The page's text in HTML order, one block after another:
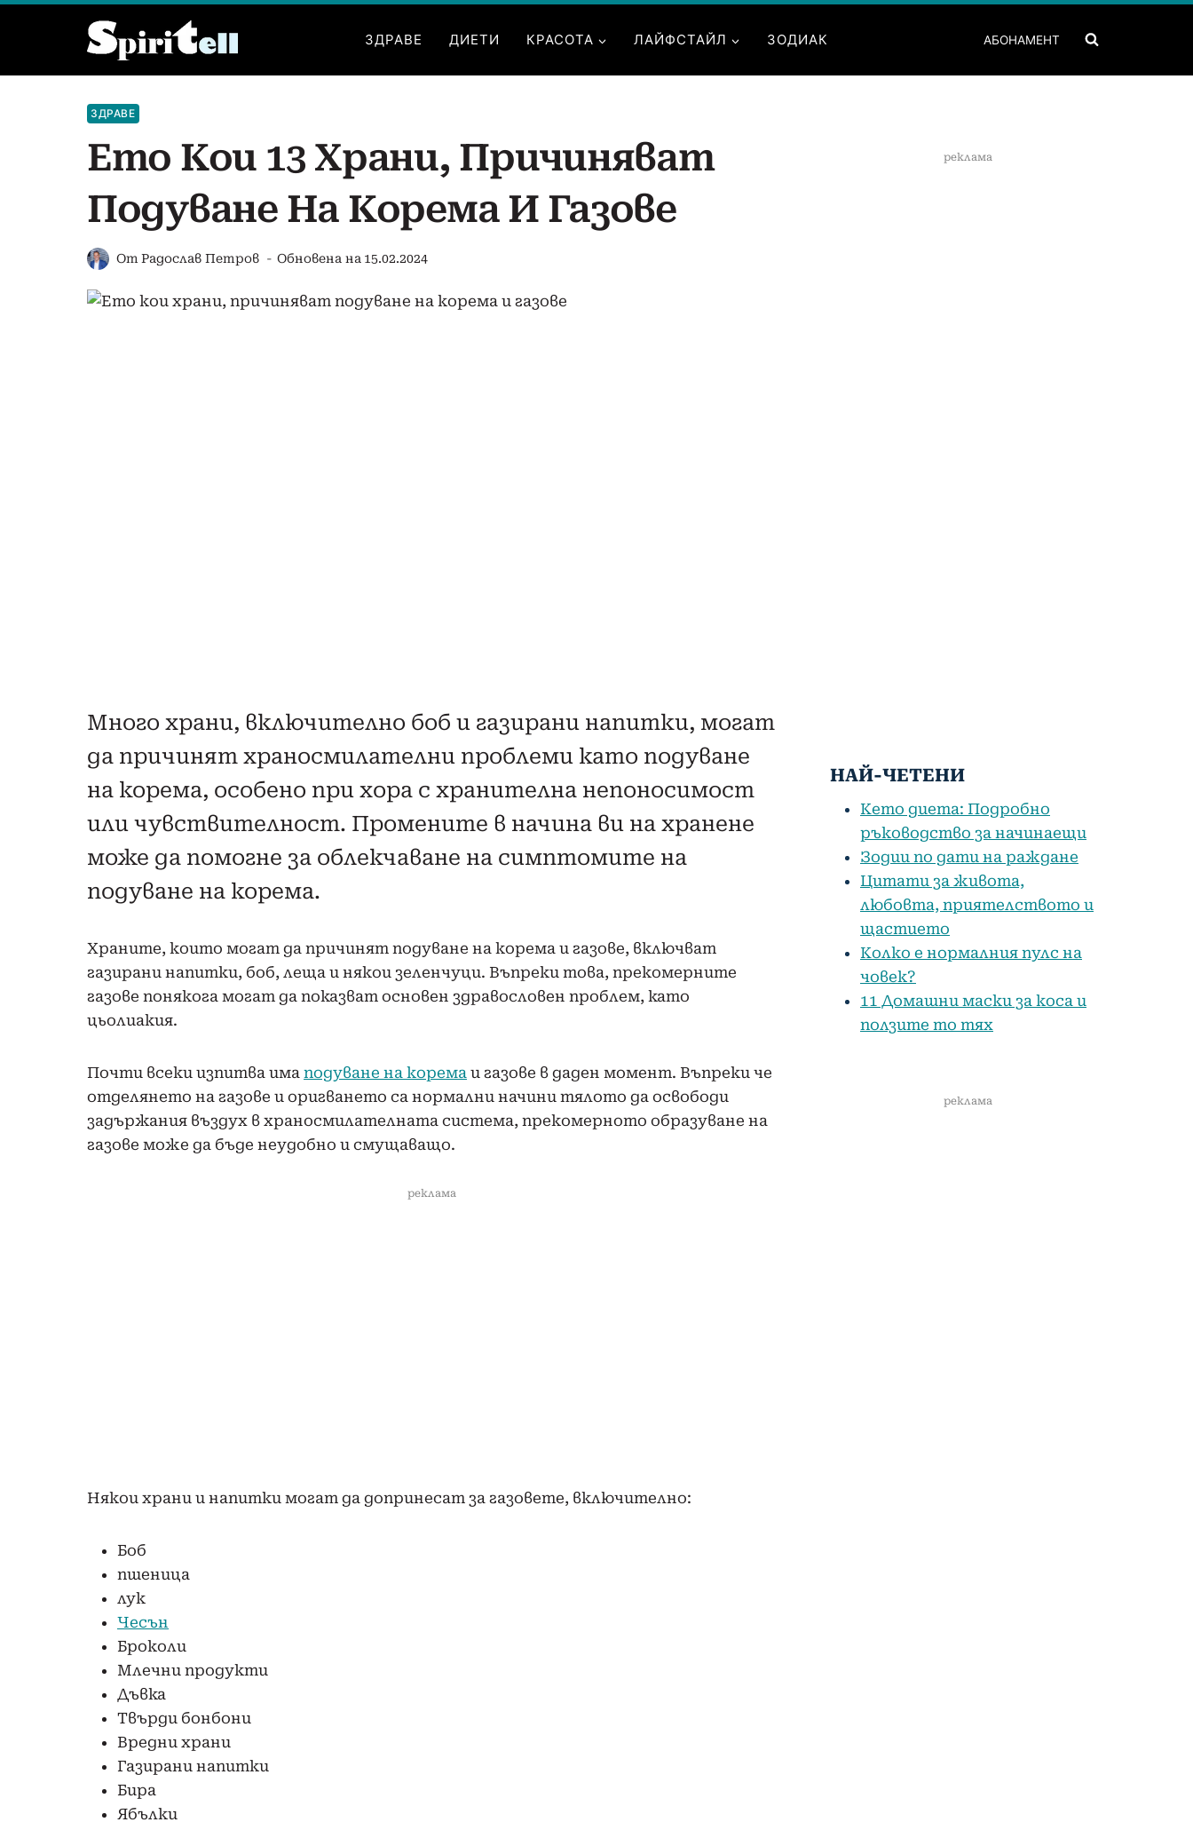
съдържанието
ЗДРАВЕ ДИЕТИ КРАСОТА ЛАЙФСТАЙЛ ЗОДИАК АБОНАМЕНТ
ЗДРАВЕ
Ето Кои 13 Храни, Причиняват
Подуване На Корема И Газове
ОтРадослав Петров Обновена на 15.02.2024
Много храни, включително боб и газирани напитки, могат
да причинят храносмилателни проблеми като подуване
на корема, особено при хора с хранителна непоносимост
или чувствителност. Промените в начина ви на хранене
може да помогне за облекчаване на симптомите на
подуване на корема.
Храните, които могат да причинят подуване на корема и газове, включват
газирани напитки, боб, леща и някои зеленчуци. Въпреки това, прекомерните
газове понякога могат да показват основен здравословен проблем, като
цьолиакия.
Почти всеки изпитва има подуване на корема и газове в даден момент. Въпреки че
отделянето на газове и оригването са нормални начини тялото да освободи
задържания въздух в храносмилателната система, прекомерното образуване на
газове може да бъде неудобно и смущаващо.
реклама
Някои храни и напитки могат да допринесат за газовете, включително:
Боб
пшеница
лук
Чесън
Броколи
Млечни продукти
Дъвка
Твърди бонбони
Вредни храни
Газирани напитки
Бира
Ябълки
реклама
НАЙ-ЧЕТЕНИ
Кето диета: Подробно
ръководство за начинаещи
Зодии по дати на раждане
Цитати за живота,
любовта, приятелството и
щастието
Колко е нормалния пулс на
човек?
11 Домашни маски за коса и
ползите то тях
реклама